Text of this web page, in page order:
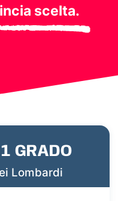
scelta.
GRADO
Lombardi